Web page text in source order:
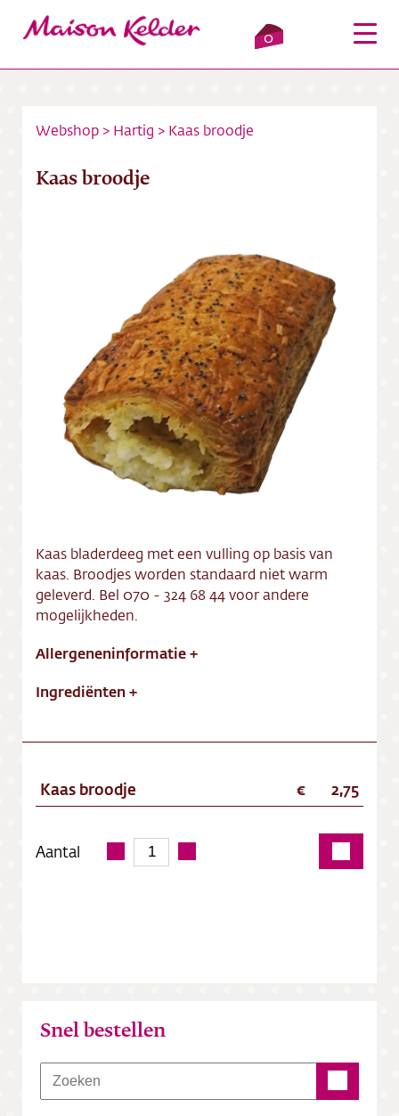
0
Inloggen
Contact
Vacatures
Webshop > Hartig > Kaas broodje
Kaas broodje
Kaas bladerdeeg met een vulling op basis van
kaas. Broodjes worden standaard niet warm
geleverd. Bel 070 - 324 68 44 voor andere
mogelijkheden.
Allergeneninformatie+
Ingrediënten +
Kaas broodje 2,75
Aantal
Snel bestellen